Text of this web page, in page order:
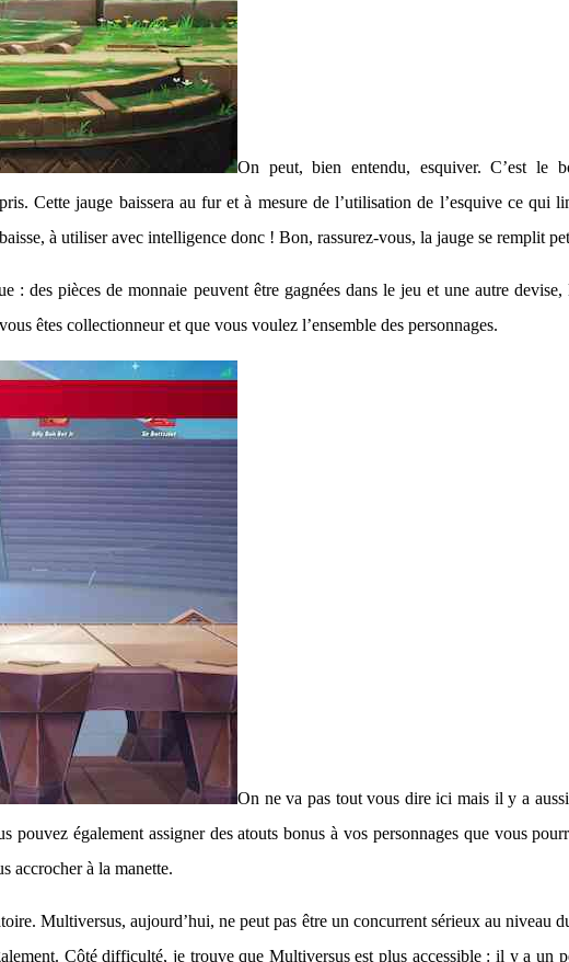
On peut, bien entendu, esquiver. C’est le
Cette jauge baissera au fur et à mesure de l’utilisation de l’esquive ce
à utiliser avec intelligence donc ! Bon, rassurez-vous, la jauge se remplit
: des pièces de monnaie peuvent être gagnées dans le jeu et une autre
êtes collectionneur et que vous voulez l’ensemble des personnages.
On ne va pas tout vous dire ici mais il y a
pouvez également assigner des atouts bonus à vos personnages que vous
accrocher à la manette.
Multiversus, aujourd’hui, ne peut pas être un concurrent sérieux au niveau
Côté difficulté, je trouve que Multiversus est plus accessible : il y a un